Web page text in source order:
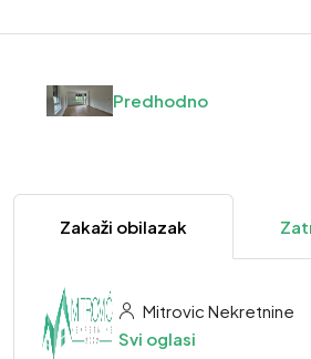
Predhodno
Zakaži obilazak
Mitrovic Nekretnine
Svi oglasi